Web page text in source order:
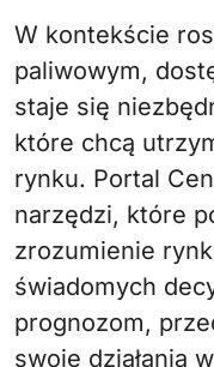
W kontekście
paliwowym,
staje się
które chcą
rynku. Portal
narzędzi, które
zrozumienie
świadomych
prognozom,
swoje działania